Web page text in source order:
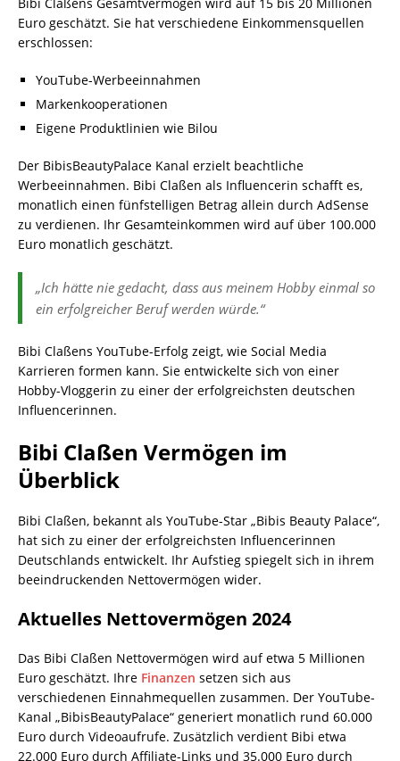
Euro geschätzt. Sie hat verschiedene Einkommensquellen
erschlossen:
YouTube-Werbeeinnahmen
Markenkooperationen
Eigene Produktlinien wie Bilou
Der BibisBeautyPalace Kanal erzielt beachtliche
Werbeeinnahmen. Bibi Claßen als Influencerin schafft es,
monatlich einen fünfstelligen Betrag allein durch AdSense
zu verdienen. Ihr Gesamteinkommen wird auf über 100.000
Euro monatlich geschätzt.
„Ich hätte nie gedacht, dass aus meinem Hobby einmal so
ein erfolgreicher Beruf werden würde.“
Bibi Claßens YouTube-Erfolg zeigt, wie Social Media
Karrieren formen kann. Sie entwickelte sich von einer
Hobby-Vloggerin zu einer der erfolgreichsten deutschen
Influencerinnen.
Bibi Claßen Vermögen im
Überblick
Bibi Claßen, bekannt als YouTube-Star „Bibis Beauty Palace“,
hat sich zu einer der erfolgreichsten Influencerinnen
Deutschlands entwickelt. Ihr Aufstieg spiegelt sich in ihrem
beeindruckenden Nettovermögen wider.
Aktuelles Nettovermögen 2024
Das Bibi Claßen Nettovermögen wird auf etwa 5 Millionen
Euro geschätzt. Ihre Finanzen setzen sich aus
verschiedenen Einnahmequellen zusammen. Der YouTube-
Kanal „BibisBeautyPalace“ generiert monatlich rund 60.000
Euro durch Videoaufrufe. Zusätzlich verdient Bibi etwa
22.000 Euro durch Affiliate-Links und 35.000 Euro durch